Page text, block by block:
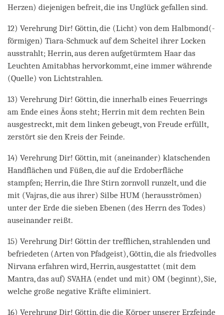
Herzen) diejenigen befreit, die ins Unglück gefallen sind.
12) Verehrung Dir! Göttin, die (Licht) von dem Halbmond(-
förmigen) Tiara-Schmuck auf dem Scheitel ihrer Locken
ausstrahlt; Herrin, aus deren aufgetürmtem Haar das
Leuchten Amitabhas hervorkommt, eine immer währende
(Quelle) von Lichtstrahlen.
13) Verehrung Dir! Göttin, die innerhalb eines Feuerrings
am Ende eines Äons steht; Herrin mit dem rechten Bein
ausgestreckt, mit dem linken gebeugt, von Freude erfüllt,
zerstört sie den Kreis der Feinde.
14) Verehrung Dir! Göttin, mit (aneinander) klatschenden
Handflächen und Füßen, die auf die Erdoberfläche
stampfen; Herrin, die Ihre Stirn zornvoll runzelt, und die
mit (Vajras, die aus ihrer) Silbe HUM (herausströmen)
unter der Erde die sieben Ebenen (des Herrn des Todes)
auseinander reißt.
15) Verehrung Dir! Göttin der trefflichen, strahlenden und
befriedeten (Arten von Pfadgeist), Göttin, die als friedvolles
Nirvana erfahren wird, Herrin, ausgestattet (mit dem
Mantra, das auf) SVAHA (endet und mit) OM (beginnt), Sie,
welche große negative Kräfte eliminiert.
16) Verehrung Dir! Göttin, die die Körper unserer Erzfeinde